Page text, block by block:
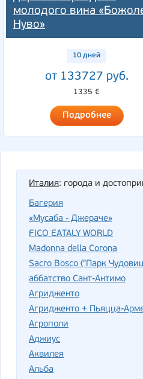
молодого вина
Нуво»
10 дней
от 133727 руб.
1335 €
Подробнее
Италия: города и
Багерия
«Мусаба - Джераче»
FICO EATALY WORLD
Madonna della Corona
Sacro Bosco ("Парк
аббатство Сант-Антимо
Агридженто
Агридженто + Пьяцца-
Агрополи
Аджиус
Аквилея
Альба